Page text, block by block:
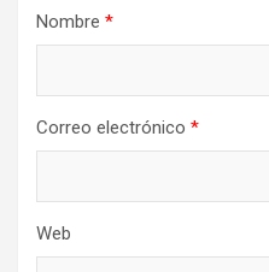
Nombre *
Correo electrónico *
Web